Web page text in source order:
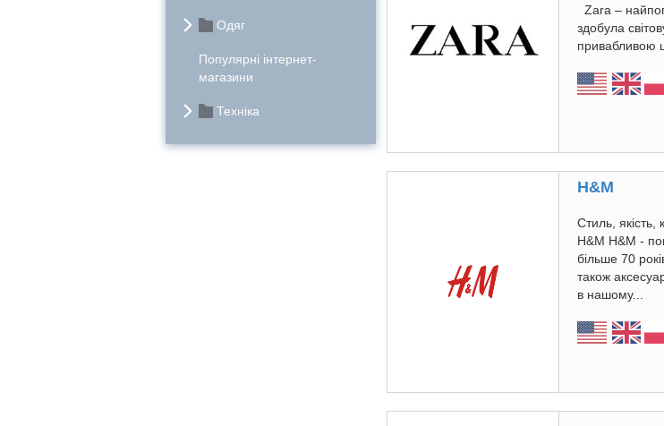
Одяг
Популярні інтернет-
магазини
Техніка
Zara –
здобула
привабливою
H&M
Стиль,
H&M H&M -
більше 70
також
в нашому...